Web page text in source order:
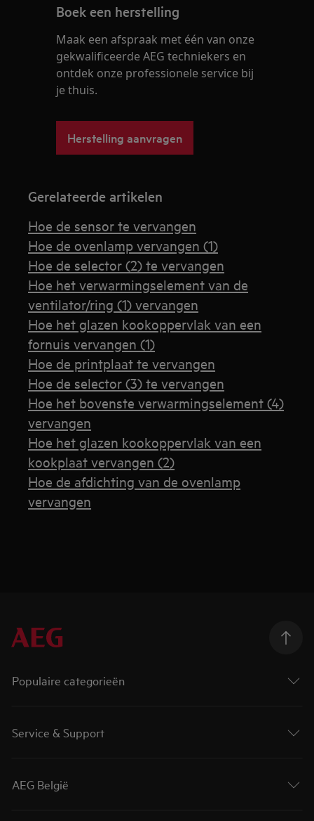
Boek een herstelling
Maak een afspraak met één van onze
gekwalificeerde AEG techniekers en
ontdek onze professionele service bij
je thuis.
Herstelling aanvragen
Gerelateerde artikelen
Hoe de sensor te vervangen
Hoe de ovenlamp vervangen (1)
Hoe de selector (2) te vervangen
Hoe het verwarmingselement van de
ventilator/ring (1) vervangen
Hoe het glazen kookoppervlak van een
fornuis vervangen (1)
Hoe de printplaat te vervangen
Hoe de selector (3) te vervangen
Hoe het bovenste verwarmingselement (4)
vervangen
Hoe het glazen kookoppervlak van een
kookplaat vervangen (2)
Hoe de afdichting van de ovenlamp
vervangen
Populaire categorieën
Service & Support
AEG België